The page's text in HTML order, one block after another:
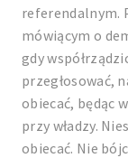
referendalnym.
mówiącym o
gdy
przegłosować,
obiecać, będąc
przy władzy.
obiecać. Nie